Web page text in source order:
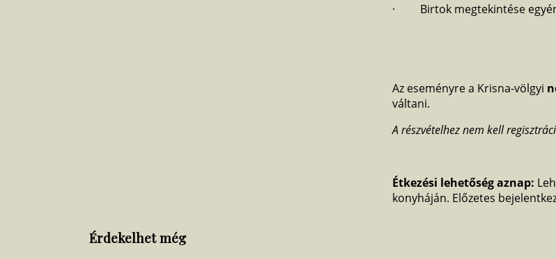
· Birtok megtekintése
Az eseményre a Krisna-völgyi
váltani.
A részvételhez nem kell
Étkezési lehetőség aznap:
konyháján. Előzetes
Érdekelhet még